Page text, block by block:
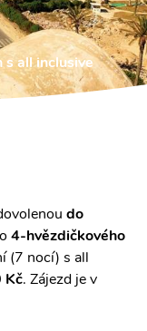
s all inclusive
do
4-hvězdičkového
(7 nocí) s all
Kč. Zájezd je v